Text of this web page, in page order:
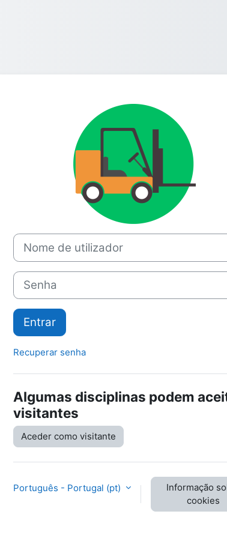
Entrar
Nome de utilizador
Senha
Entrar
Recuperar senha
Algumas disciplinas podem
visitantes
Aceder como visitante
Português - Portugal ‎(pt)‎
Informação
cookies